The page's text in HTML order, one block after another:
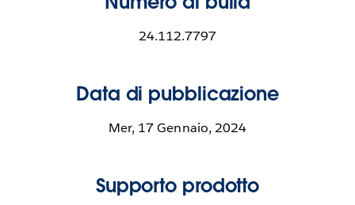
24.112.7797
Data di pubblicazione
Mer, 17 Gennaio, 2024
Supporto prodotto